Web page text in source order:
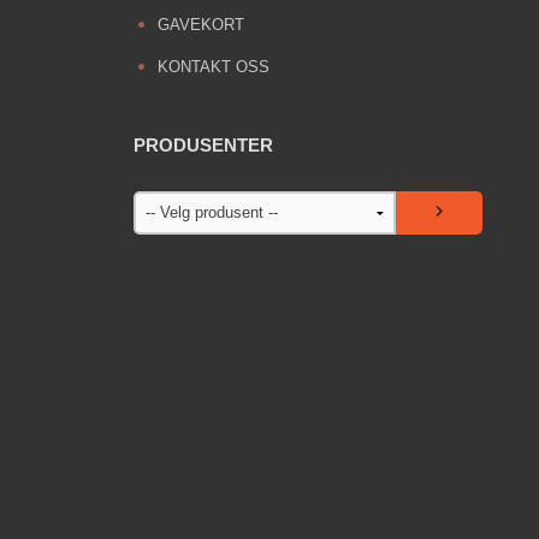
GAVEKORT
KONTAKT OSS
PRODUSENTER